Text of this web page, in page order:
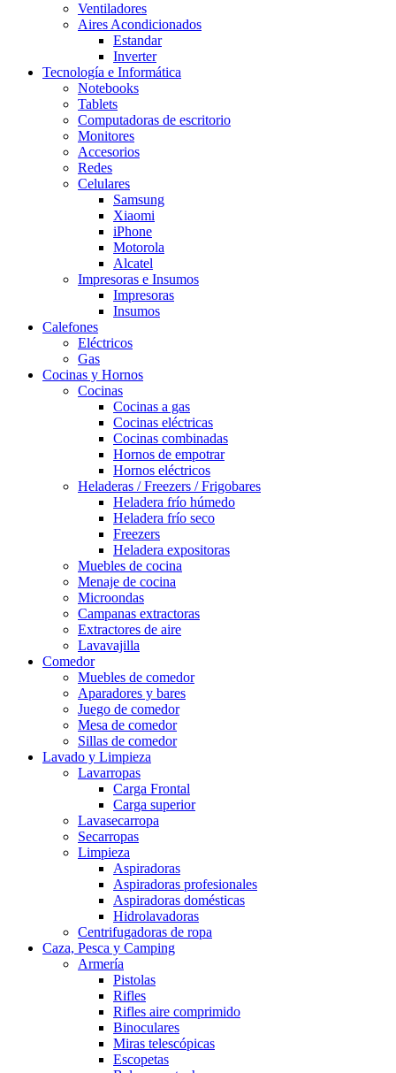
Ventiladores
Aires Acondicionados
Estandar
Inverter
Tecnología e Informática
Notebooks
Tablets
Computadoras de escritorio
Monitores
Accesorios
Redes
Celulares
Samsung
Xiaomi
iPhone
Motorola
Alcatel
Impresoras e Insumos
Impresoras
Insumos
Calefones
Eléctricos
Gas
Cocinas y Hornos
Cocinas
Cocinas a gas
Cocinas eléctricas
Cocinas combinadas
Hornos de empotrar
Hornos eléctricos
Heladeras / Freezers / Frigobares
Heladera frío húmedo
Heladera frío seco
Freezers
Heladera expositoras
Muebles de cocina
Menaje de cocina
Microondas
Campanas extractoras
Extractores de aire
Lavavajilla
Comedor
Muebles de comedor
Aparadores y bares
Juego de comedor
Mesa de comedor
Sillas de comedor
Lavado y Limpieza
Lavarropas
Carga Frontal
Carga superior
Lavasecarropa
Secarropas
Limpieza
Aspiradoras
Aspiradoras profesionales
Aspiradoras domésticas
Hidrolavadoras
Centrifugadoras de ropa
Caza, Pesca y Camping
Armería
Pistolas
Rifles
Rifles aire comprimido
Binoculares
Miras telescópicas
Escopetas